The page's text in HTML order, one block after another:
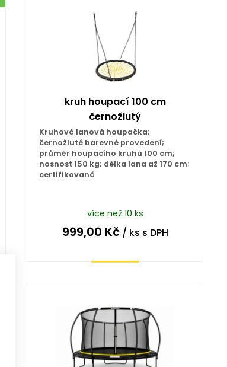
kruh houpací 100 cm
černožlutý
Kruhová lanová houpačka;
černožluté barevné provedení;
průměr houpacího kruhu 100 cm;
nosnost 150 kg; délka lana až 170 cm;
certifikovaná
více než 10 ks
999,00 Kč/ ks s DPH